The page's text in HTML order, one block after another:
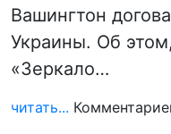
Вашингтон
Украины. Об
«Зеркало…
читать...